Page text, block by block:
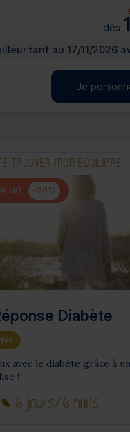
dès
tarif au 17/11/2026
Je
TROUVER MON ÉQUILIBRE
-20%
Diabète
avec le diabète grâce à
!
6 jours/6 nuits